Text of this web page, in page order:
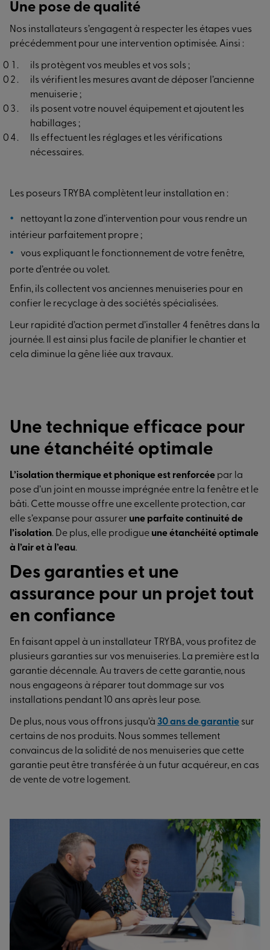
Une pose de qualité
Nos installateurs s’engagent à respecter les étapes vues
précédemment pour une intervention optimisée. Ainsi :
ils protègent vos meubles et vos sols ;
ils vérifient les mesures avant de déposer l’ancienne
menuiserie ;
ils posent votre nouvel équipement et ajoutent les
habillages ;
Ils effectuent les réglages et les vérifications
nécessaires.
Les poseurs TRYBA complètent leur installation en :
nettoyant la zone d’intervention pour vous rendre un
intérieur parfaitement propre ;
vous expliquant le fonctionnement de votre fenêtre,
porte d’entrée ou volet.
Enfin, ils collectent vos anciennes menuiseries pour en
confier le recyclage à des sociétés spécialisées.
Leur rapidité d’action permet d’installer 4 fenêtres dans la
journée. Il est ainsi plus facile de planifier le chantier et
cela diminue la gêne liée aux travaux.
Une technique efficace pour
une étanchéité optimale
L’isolation thermique et phonique est renforcée par la
pose d’un joint en mousse imprégnée entre la fenêtre et le
bâti. Cette mousse offre une excellente protection, car
elle s’expanse pour assurer une parfaite continuité de
l’isolation. De plus, elle prodigue une étanchéité optimale
à l’air et à l’eau.
Des garanties et une
assurance pour un projet tout
en confiance
En faisant appel à un installateur TRYBA, vous profitez de
plusieurs garanties sur vos menuiseries. La première est la
garantie décennale. Au travers de cette garantie, nous
nous engageons à réparer tout dommage sur vos
installations pendant 10 ans après leur pose.
De plus, nous vous offrons jusqu’à 30 ans de garantie sur
certains de nos produits. Nous sommes tellement
convaincus de la solidité de nos menuiseries que cette
garantie peut être transférée à un futur acquéreur, en cas
de vente de votre logement.